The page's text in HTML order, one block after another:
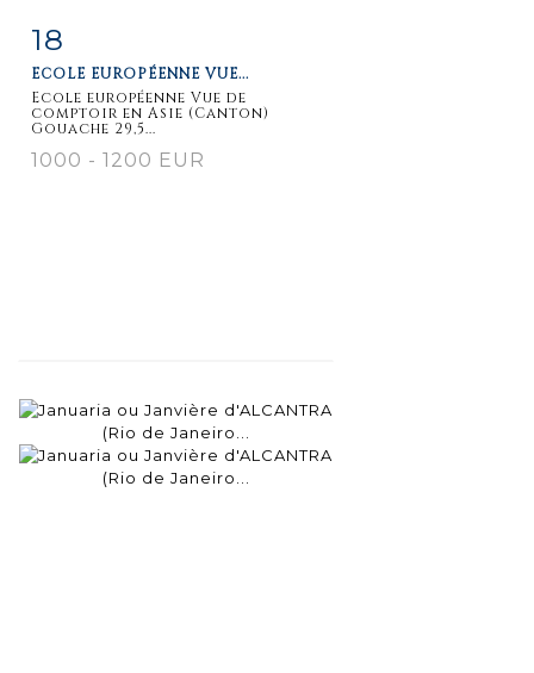
18
ECOLE EUROPÉENNE VUE...
Ecole européenne Vue de
comptoir en Asie (Canton)
Gouache 29,5...
1000 - 1200 EUR